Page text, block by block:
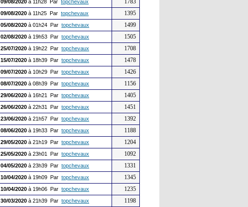
09/08/2020 à 11h28 Par topchevaux 1783
09/08/2020 à 11h25 Par topchevaux 1395
05/08/2020 à 01h24 Par topchevaux 1499
02/08/2020 à 19h53 Par topchevaux 1505
25/07/2020 à 19h22 Par topchevaux 1708
15/07/2020 à 18h39 Par topchevaux 1478
09/07/2020 à 10h29 Par topchevaux 1426
08/07/2020 à 08h39 Par topchevaux 1156
29/06/2020 à 16h21 Par topchevaux 1405
26/06/2020 à 22h31 Par topchevaux 1451
23/06/2020 à 21h57 Par topchevaux 1392
08/06/2020 à 19h33 Par topchevaux 1188
29/05/2020 à 21h19 Par topchevaux 1204
25/05/2020 à 23h01 Par topchevaux 1092
04/05/2020 à 23h39 Par topchevaux 1331
10/04/2020 à 19h09 Par topchevaux 1345
10/04/2020 à 19h06 Par topchevaux 1235
30/03/2020 à 21h39 Par topchevaux 1198